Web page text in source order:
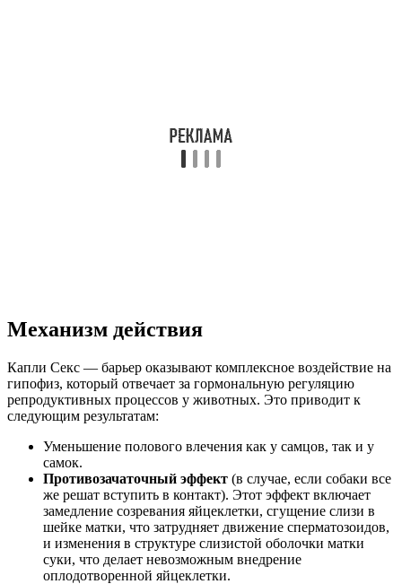
Механизм действия
Капли Секс — барьер оказывают комплексное воздействие на
гипофиз, который отвечает за гормональную регуляцию
репродуктивных процессов у животных. Это приводит к
следующим результатам:
Уменьшение полового влечения как у самцов, так и у
самок.
Противозачаточный эффект (в случае, если собаки все
же решат вступить в контакт). Этот эффект включает
замедление созревания яйцеклетки, сгущение слизи в
шейке матки, что затрудняет движение сперматозоидов,
и изменения в структуре слизистой оболочки матки
суки, что делает невозможным внедрение
оплодотворенной яйцеклетки.